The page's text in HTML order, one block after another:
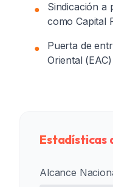
●
Sindicación a
como Capital
●
Puerta de
Oriental
Estadísticas
Alcance